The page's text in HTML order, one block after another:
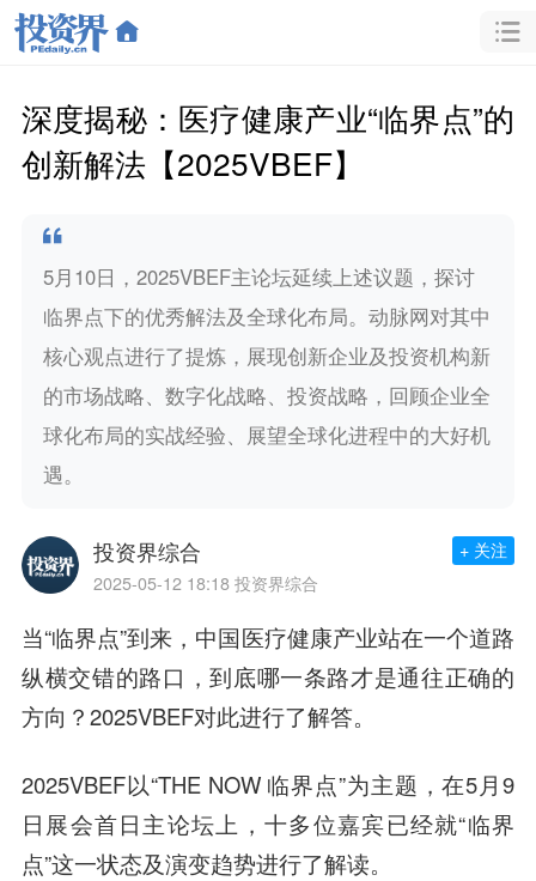
深度揭秘：医疗健康产业“临界点”的
创新解法【2025VBEF】
5月10日，2025VBEF主论坛延续上述议题，探讨
临界点下的优秀解法及全球化布局。动脉网对其中
核心观点进行了提炼，展现创新企业及投资机构新
的市场战略、数字化战略、投资战略，回顾企业全
球化布局的实战经验、展望全球化进程中的大好机
遇。
投资界综合
2025-05-12 18:18 投资界综合
+ 关注
当“临界点”到来，中国医疗健康产业站在一个道路
纵横交错的路口，到底哪一条路才是通往正确的
方向？2025VBEF对此进行了解答。
2025VBEF以“THE NOW 临界点”为主题，在5月9
日展会首日主论坛上，十多位嘉宾已经就“临界
点”这一状态及演变趋势进行了解读。